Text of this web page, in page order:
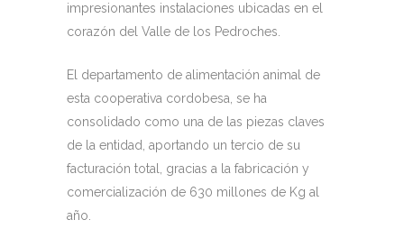
impresionantes instalaciones ubicadas en el
corazón del Valle de los Pedroches.
El departamento de alimentación animal de
esta cooperativa cordobesa, se ha
consolidado como una de las piezas claves
de la entidad, aportando un tercio de su
facturación total, gracias a la fabricación y
comercialización de 630 millones de Kg al
año.